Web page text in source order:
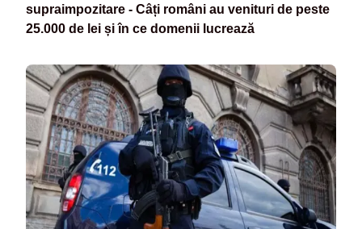
supraimpozitare - Câți români au venituri de peste
25.000 de lei și în ce domenii lucrează